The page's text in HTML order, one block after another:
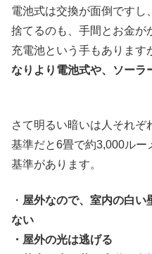
電池式は交換が面倒ですし
捨てるのも、手間とお金が
充電池という手もあります
なりより電池式や、ソーラ
さて明るい暗いは人それ
基準だと6畳で約3,000ル
基準があります。
・ 屋外なので、室内の白い
ない
・屋外の光は逃げる